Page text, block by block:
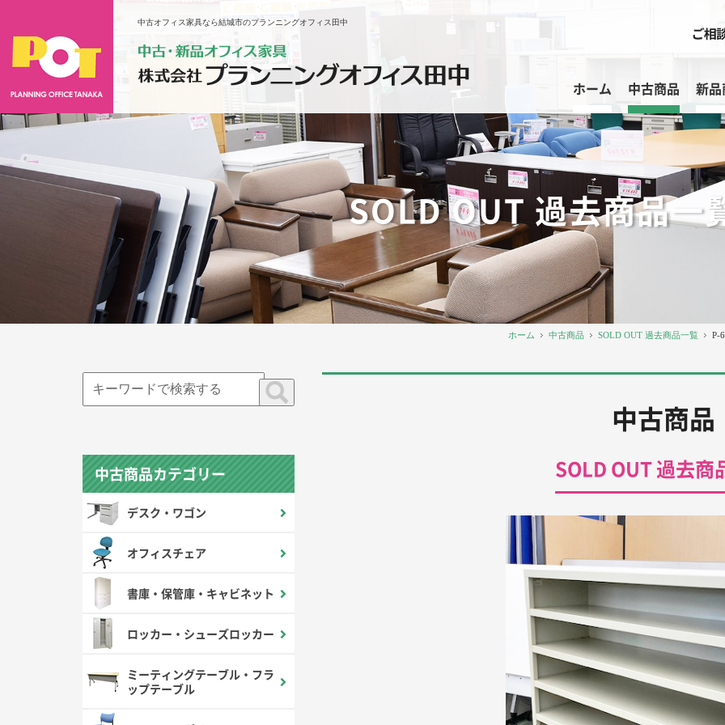
中古オフィス家具なら結城市のプランニングオフィス田中
ホーム 中古商品 新
SOLD OUT 過去商品一
ホーム 中古商品 SOLD OUT 過去商品一覧 P-
中古商品
SOLD OUT 過去商
中古商品カテゴリー
デスク・ワゴン
オフィスチェア
書庫・保管庫・キャビネット
ロッカー・シューズロッカー
ミーティングテーブル・フラ
ップテーブル